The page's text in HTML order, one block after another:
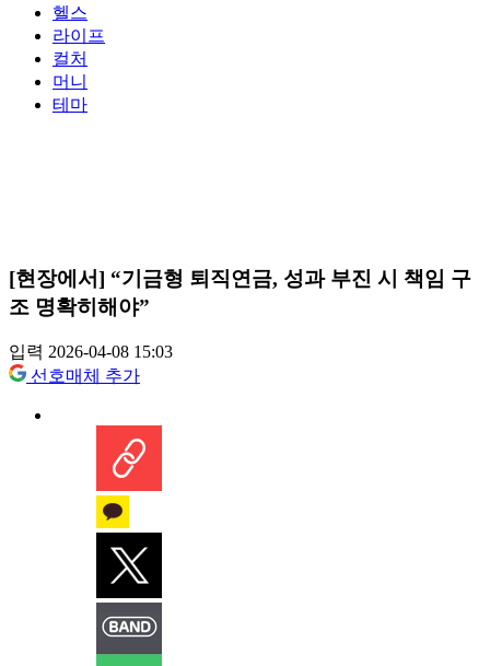
헬스
라이프
컬처
머니
테마
[현장에서] “기금형 퇴직연금, 성과 부진 시 책임 구
조 명확히해야”
입력 2026-04-08 15:03
선호매체 추가